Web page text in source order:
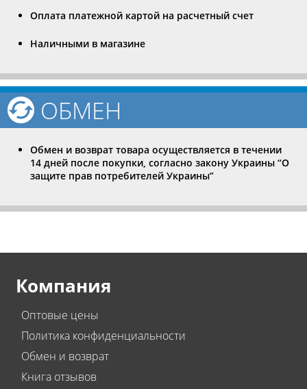
Оплата платежной картой на расчетный счет
Наличными в магазине
ОБМЕН
Обмен и возврат товара осуществляется в течении
14 дней после покупки, согласно закону Украины “О
защите прав потребителей Украины”
Компания
Оптовые цены
Политика конфиденциальности
Обмен и возврат
Книга отзывов